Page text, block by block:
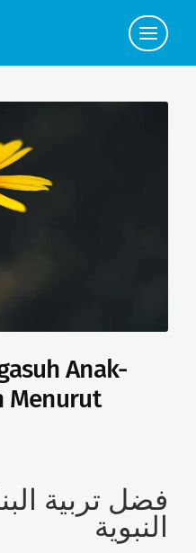
Click
to
view
Anak-
Menurut
فضل تربية
النبوية